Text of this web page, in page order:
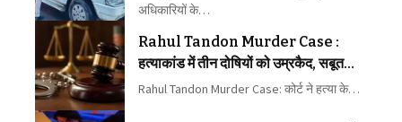
अधिकारियों के…
Rahul Tandon Murder Case :
हत्याकांड में तीन दोषियों को उम्रकैद, सबूत
मिटाने के आरोप से बरी
Rahul Tandon Murder Case: कोर्ट ने हत्या के…